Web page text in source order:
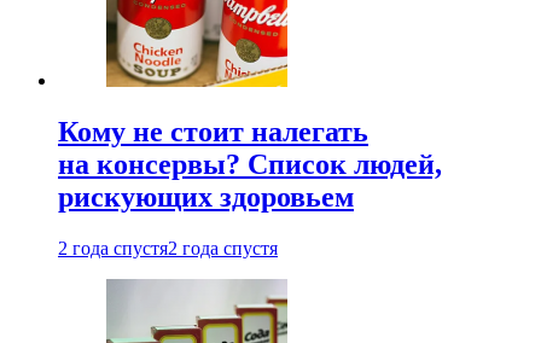
Кому не стоит налегать
на консервы? Список людей,
рискующих здоровьем
2 года спустя2 года спустя